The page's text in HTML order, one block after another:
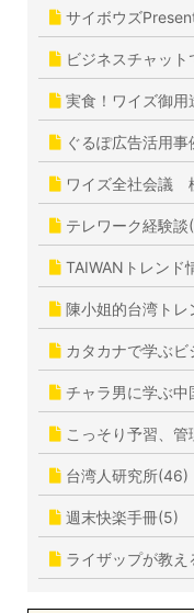
サイボウズ
ビジネスチャッ
実食！ワイズ御用
ぐるぽ広告活用事
ワイズ全社会議
テレワーク経験談
TAIWANトレンド
陳小姐的台湾ト
カタカナで学ぶ
チャラ男に学ぶ
こっそり予習、
台湾人研究所(46)
週末快楽手冊(5)
ライザップが教